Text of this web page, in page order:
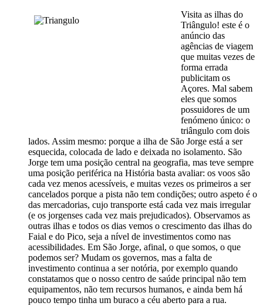
Visita as ilhas do
Triângulo! este é o
anúncio das
agências de viagem
que muitas vezes de
forma errada
publicitam os
Açores. Mal sabem
eles que somos
possuidores de um
fenómeno único: o
triângulo com dois
lados. Assim mesmo: porque a ilha de São Jorge está a ser
esquecida, colocada de lado e deixada no isolamento. São
Jorge tem uma posição central na geografia, mas teve sempre
uma posição periférica na História basta avaliar: os voos são
cada vez menos acessíveis, e muitas vezes os primeiros a ser
cancelados porque a pista não tem condições; outro aspeto é o
das mercadorias, cujo transporte está cada vez mais irregular
(e os jorgenses cada vez mais prejudicados). Observamos as
outras ilhas e todos os dias vemos o crescimento das ilhas do
Faial e do Pico, seja a nível de investimentos como nas
acessibilidades. Em São Jorge, afinal, o que somos, o que
podemos ser? Mudam os governos, mas a falta de
investimento continua a ser notória, por exemplo quando
constatamos que o nosso centro de saúde principal não tem
equipamentos, não tem recursos humanos, e ainda bem há
pouco tempo tinha um buraco a céu aberto para a rua.